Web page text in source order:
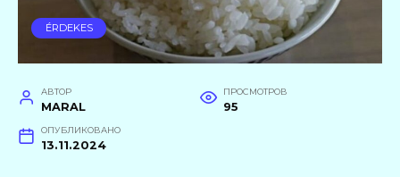
ÉRDEKES
АВТОР
MARAL
ПРОСМОТРОВ
95
ОПУБЛИКОВАНО
13.11.2024